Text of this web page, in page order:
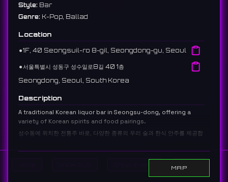
Search
Style: Bar
Genre: K-Pop, Ballad
Location
⚫︎1F, 40 Seongsuil-ro 8-gil, Seongdong-gu, Seoul
⚫︎ 서울특별시 성동구 성수일로8길 40 1층
Seongdong, Seoul, South Korea
Description
A traditional Korean liquor bar in Seongsu-dong, offering a
variety of Korean spirits and food pairings.
성수동에 위치한 전통주 바로, 다양한 종류의 우리 술과 한식 안주를 제공합
24 reviews 4.0 ⭐️
MAP